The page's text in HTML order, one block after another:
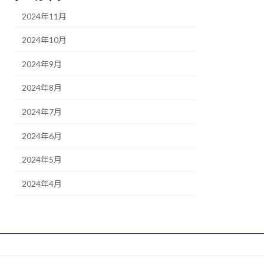
2024年11月
2024年10月
2024年9月
2024年8月
2024年7月
2024年6月
2024年5月
2024年4月